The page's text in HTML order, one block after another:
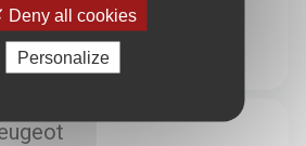
LA WANTZENAU 67000
Deny all cookies
Personalize